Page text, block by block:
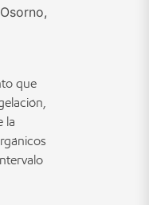
que
la